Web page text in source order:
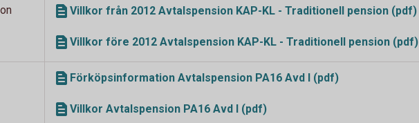
Villkor från 2012 Avtalspension KAP-KL - Traditionell pension (pdf)
Villkor före 2012 Avtalspension KAP-KL - Traditionell pension (pdf)
Förköpsinformation Avtalspension PA16 Avd I (pdf)
Villkor Avtalspension PA16 Avd I (pdf)